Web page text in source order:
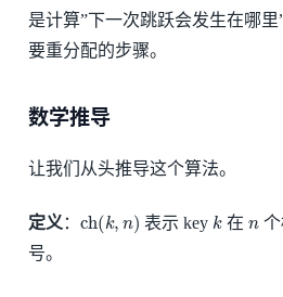
是计算”下一次跳跃会发生在哪
要重分配的步骤。
数学推导
让我们从头推导这个算法。
定义 ： ch (k ) 表示 key k 在
个
号。